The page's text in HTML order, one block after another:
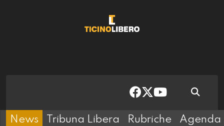
News Tribuna Libera Rubriche Agenda